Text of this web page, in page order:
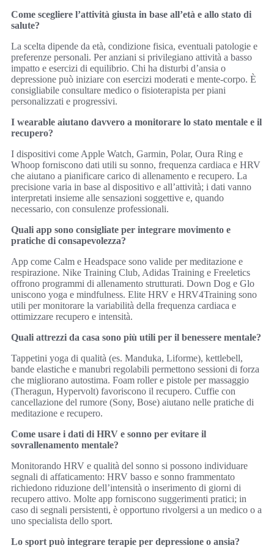
Come scegliere l’attività giusta in base all’età e allo stato di
salute?
La scelta dipende da età, condizione fisica, eventuali patologie e
preferenze personali. Per anziani si privilegiano attività a basso
impatto e esercizi di equilibrio. Chi ha disturbi d’ansia o
depressione può iniziare con esercizi moderati e mente-corpo. È
consigliabile consultare medico o fisioterapista per piani
personalizzati e progressivi.
I wearable aiutano davvero a monitorare lo stato mentale e il
recupero?
I dispositivi come Apple Watch, Garmin, Polar, Oura Ring e
Whoop forniscono dati utili su sonno, frequenza cardiaca e HRV
che aiutano a pianificare carico di allenamento e recupero. La
precisione varia in base al dispositivo e all’attività; i dati vanno
interpretati insieme alle sensazioni soggettive e, quando
necessario, con consulenze professionali.
Quali app sono consigliate per integrare movimento e
pratiche di consapevolezza?
App come Calm e Headspace sono valide per meditazione e
respirazione. Nike Training Club, Adidas Training e Freeletics
offrono programmi di allenamento strutturati. Down Dog e Glo
uniscono yoga e mindfulness. Elite HRV e HRV4Training sono
utili per monitorare la variabilità della frequenza cardiaca e
ottimizzare recupero e intensità.
Quali attrezzi da casa sono più utili per il benessere mentale?
Tappetini yoga di qualità (es. Manduka, Liforme), kettlebell,
bande elastiche e manubri regolabili permettono sessioni di forza
che migliorano autostima. Foam roller e pistole per massaggio
(Theragun, Hypervolt) favoriscono il recupero. Cuffie con
cancellazione del rumore (Sony, Bose) aiutano nelle pratiche di
meditazione e recupero.
Come usare i dati di HRV e sonno per evitare il
sovrallenamento mentale?
Monitorando HRV e qualità del sonno si possono individuare
segnali di affaticamento: HRV basso e sonno frammentato
richiedono riduzione dell’intensità o inserimento di giorni di
recupero attivo. Molte app forniscono suggerimenti pratici; in
caso di segnali persistenti, è opportuno rivolgersi a un medico o a
uno specialista dello sport.
Lo sport può integrare terapie per depressione o ansia?